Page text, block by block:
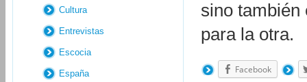
sino también
para la otra.
Facebook
Cultura
Entrevistas
Escocia
España